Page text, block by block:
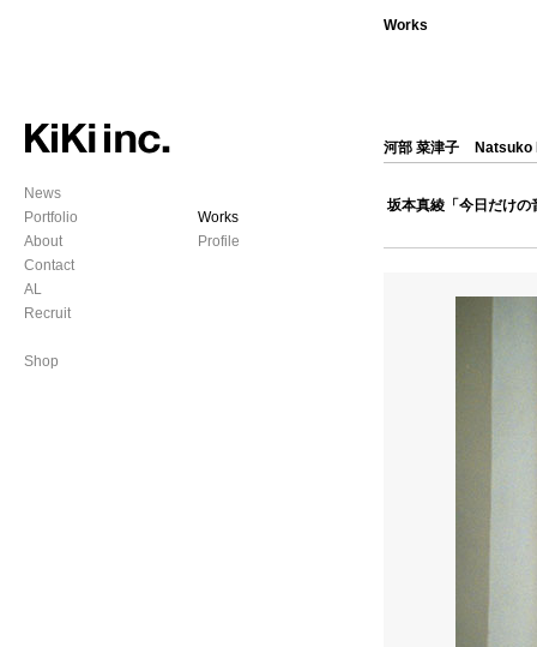
News
Portfolio
About
Contact
AL
Recruit
Shop
Works
Profile
Works
河部 菜津子 Natsuko
坂本真綾「今日だけの